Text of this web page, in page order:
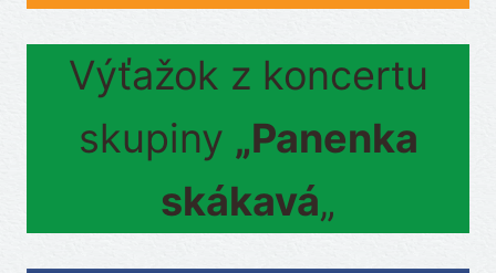
Výťažok z koncertu
skupiny „Panenka
skákavá„